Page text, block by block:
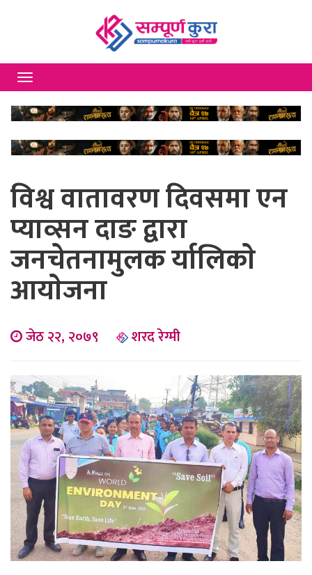
Toggle
navigation
विश्व वातावरण दिवसमा एन
प्याव्सन दाङ द्वारा
जनचेतनामुलक र्यालिकाे
आयाेजना
जेठ २२, २०७९ शरद रेग्मी